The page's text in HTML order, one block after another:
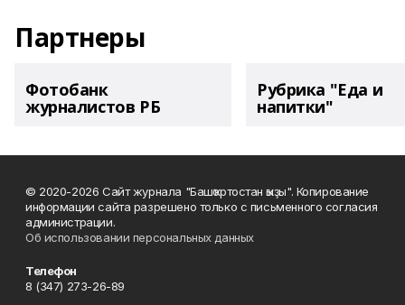
Партнеры
Фотобанк
журналистов РБ
Рубрика "Еда и
напитки"
© 2020-2026 Сайт журнала "Башҡортостан ҡыҙы". Копирование
информации сайта разрешено только с письменного согласия
администрации.
Об использовании персональных данных
Телефон
8 (347) 273-26-89